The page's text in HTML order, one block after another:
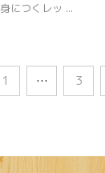
につくレッ ...
1 … 3